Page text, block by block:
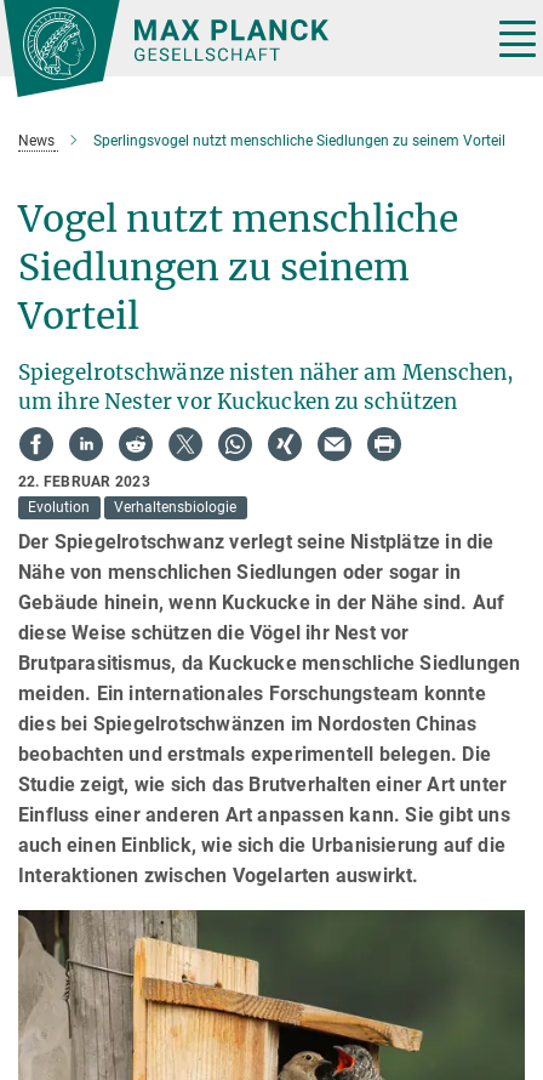
Hauptinhalt
News Sperlingsvogel nutzt menschliche Siedlungen zu seinem Vorteil
Vogel nutzt menschliche
Siedlungen zu seinem
Vorteil
Spiegelrotschwänze nisten näher am Menschen,
um ihre Nester vor Kuckucken zu schützen
22. FEBRUAR 2023
Evolution
Verhaltensbiologie
Der Spiegelrotschwanz verlegt seine Nistplätze in die
Nähe von menschlichen Siedlungen oder sogar in
Gebäude hinein, wenn Kuckucke in der Nähe sind. Auf
diese Weise schützen die Vögel ihr Nest vor
Brutparasitismus, da Kuckucke menschliche Siedlungen
meiden. Ein internationales Forschungsteam konnte
dies bei Spiegelrotschwänzen im Nordosten Chinas
beobachten und erstmals experimentell belegen. Die
Studie zeigt, wie sich das Brutverhalten einer Art unter
Einfluss einer anderen Art anpassen kann. Sie gibt uns
auch einen Einblick, wie sich die Urbanisierung auf die
Interaktionen zwischen Vogelarten auswirkt.